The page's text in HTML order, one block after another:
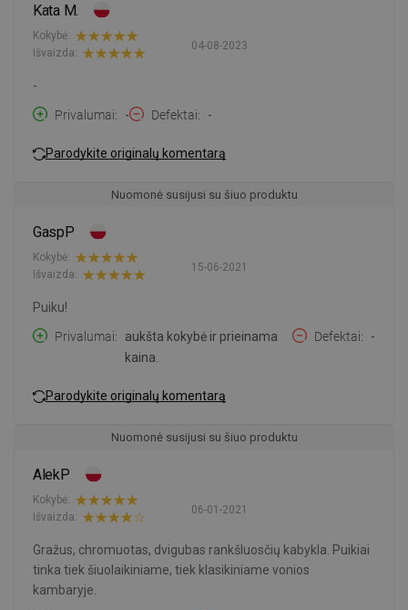
Kata M.
04-08-2023
Kokybė:
Išvaizda:
-
Privalumai
- Defektai -
Parodykite originalų komentarą
Nuomonė susijusi su šiuo produktu
GaspP
15-06-2021
Kokybė:
Išvaizda:
Puiku!
Privalumai
aukšta kokybė ir prieinama
kaina.
Defektai -
Parodykite originalų komentarą
Nuomonė susijusi su šiuo produktu
AlekP
06-01-2021
Kokybė:
Išvaizda:
Gražus, chromuotas, dvigubas rankšluosčių kabykla. Puikiai
tinka tiek šiuolaikiniame, tiek klasikiniame vonios
kambaryje.